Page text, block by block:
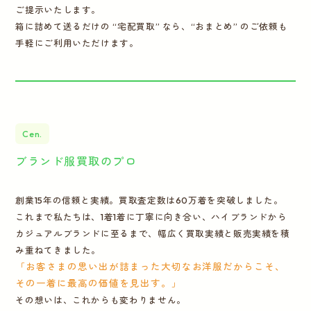
ご提示いたします。
箱に詰めて送るだけの “宅配買取” なら、“おまとめ” のご依頼も
手軽にご利用いただけます。
Cen.
ブランド服買取のプロ
創業15年の信頼と実績。買取査定数は60万着を突破しました。
これまで私たちは、1着1着に丁寧に向き合い、ハイブランドから
カジュアルブランドに至るまで、幅広く買取実績と販売実績を積
み重ねてきました。
「お客さまの思い出が詰まった大切なお洋服だからこそ、
その一着に最高の価値を見出す。」
その想いは、これからも変わりません。